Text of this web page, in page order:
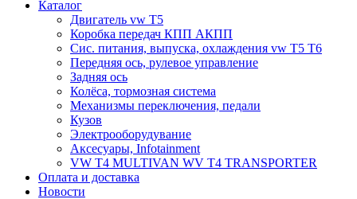
Каталог
Двигатель vw T5
Коробка передач КПП АКПП
Сис. питания, выпуска, охлаждения vw T5 T6
Передняя ось, рулевое управление
Задняя ось
Колёса, тормозная система
Механизмы переключения, педали
Кузов
Электрооборудувание
Аксесуары, Infotainment
VW T4 MULTIVAN WV T4 TRANSPORTER
Оплата и доставка
Новости